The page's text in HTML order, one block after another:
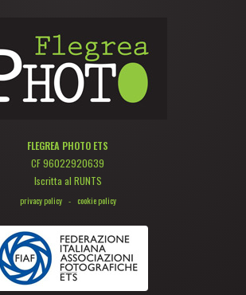
FLEGREA PHOTO ETS
CF 96022920639
Iscritta al RUNTS
privacy policy - cookie policy